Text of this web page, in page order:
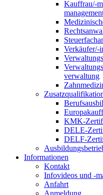
Kauffrau/-
Verkäufer/-
verwaltung
KMK-
DELE-
DELF-
Informationen
Kontakt
Infovideos und -
Anfahrt
Anmeldung